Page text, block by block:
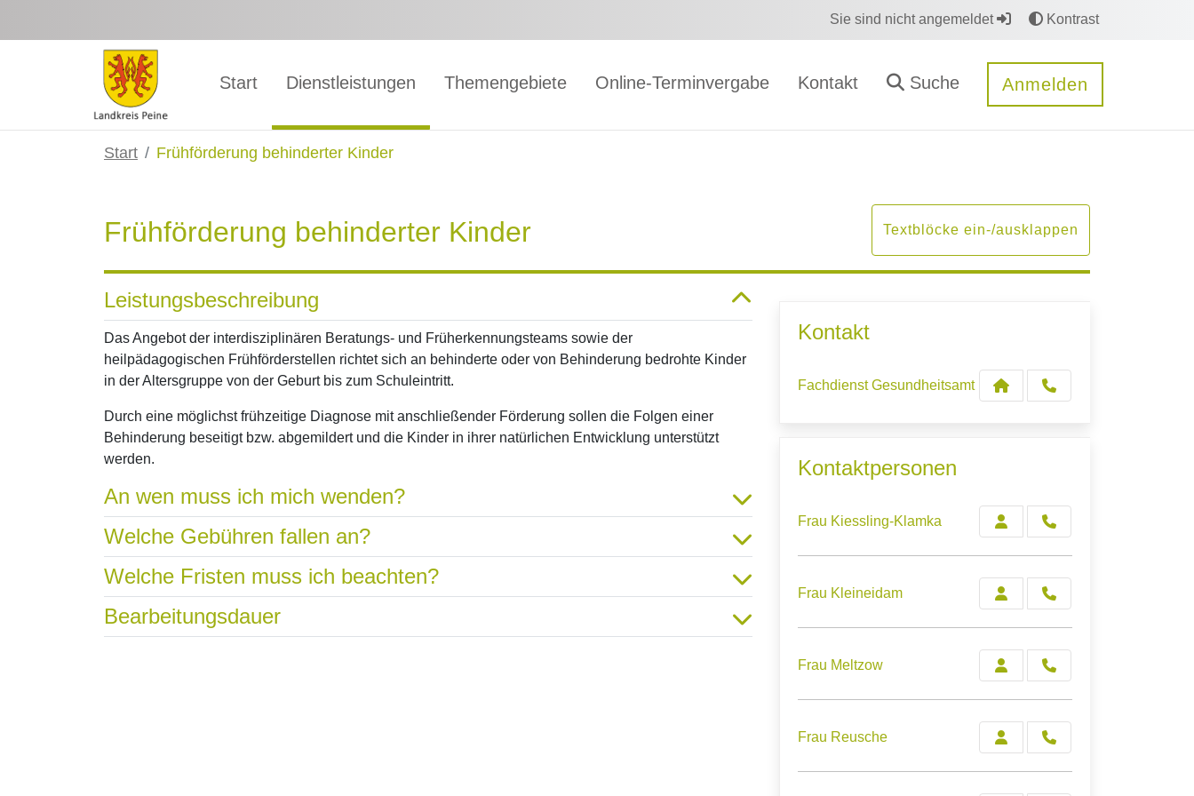
Sie sind nicht angemeldet Kontrast
Start Dienstleistungen Themengebiete Online-Terminvergabe Kontakt Suche Anmelden
Start Frühförderung behinderter Kinder
Frühförderung behinderter Kinder Textblöcke ein-/ausklappen
Leistungsbeschreibung
Das Angebot der interdisziplinären Beratungs- und Früherkennungsteams sowie der
heilpädagogischen Frühförderstellen richtet sich an behinderte oder von Behinderung bedrohte Kinder
in der Altersgruppe von der Geburt bis zum Schuleintritt.
Durch eine möglichst frühzeitige Diagnose mit anschließender Förderung sollen die Folgen einer
Behinderung beseitigt bzw. abgemildert und die Kinder in ihrer natürlichen Entwicklung unterstützt
werden.
An wen muss ich mich wenden?
Welche Gebühren fallen an?
Welche Fristen muss ich beachten?
Bearbeitungsdauer
Kontakt
Fachdienst Gesundheitsamt
Kontaktpersonen
Frau Kiessling-Klamka
Frau Kleineidam
Frau Meltzow
Frau Reusche